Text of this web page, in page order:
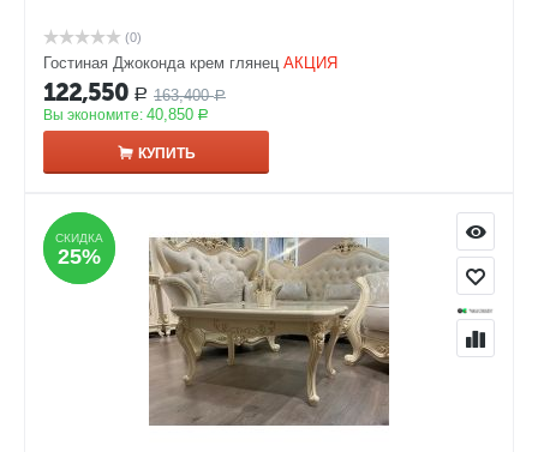
(0)
Гостиная Джоконда крем глянец АКЦИЯ
122,550 Р 163,400 Р
Вы экономите: 40,850 Р
КУПИТЬ
СКИДКА
25%
СКИДКА
25%